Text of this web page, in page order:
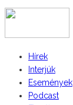
Hírek
Interjúk
Események
Podcast